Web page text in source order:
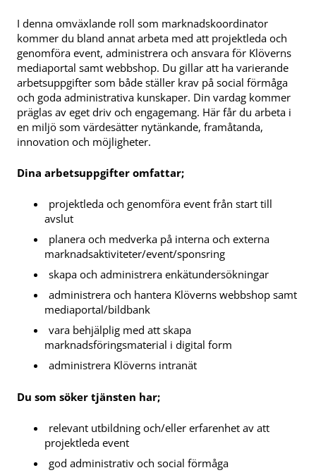
I denna omväxlande roll som marknadskoordinator
kommer du bland annat arbeta med att projektleda och
genomföra event, administrera och ansvara för Klöverns
mediaportal samt webbshop. Du gillar att ha varierande
arbetsuppgifter som både ställer krav på social förmåga
och goda administrativa kunskaper. Din vardag kommer
präglas av eget driv och engagemang. Här får du arbeta i
en miljö som värdesätter nytänkande, framåtanda,
innovation och möjligheter.
Dina arbetsuppgifter omfattar;
projektleda och genomföra event från start till
avslut
planera och medverka på interna och externa
marknadsaktiviteter/event/sponsring
skapa och administrera enkätundersökningar
administrera och hantera Klöverns webbshop samt
mediaportal/bildbank
vara behjälplig med att skapa
marknadsföringsmaterial i digital form
administrera Klöverns intranät
Du som söker tjänsten har;
relevant utbildning och/eller erfarenhet av att
projektleda event
god administrativ och social förmåga